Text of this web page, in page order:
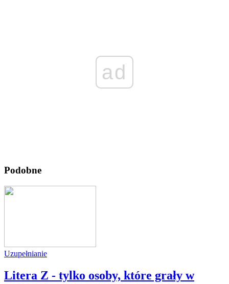
ad
Podobne
Uzupełnianie
Litera Z - tylko osoby, które grały w